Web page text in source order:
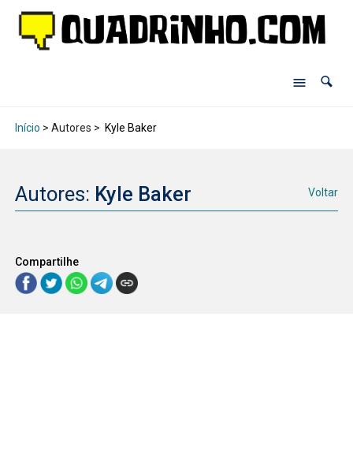
Início > Autores > Kyle Baker
Autores: Kyle Baker Voltar
Compartilhe